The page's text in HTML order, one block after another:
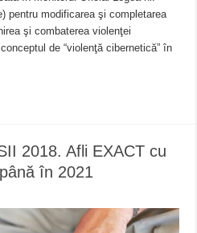
pentru modificarea şi completarea
şi combaterea violenţei
de “violenţă cibernetică” în
2018. Afli EXACT cu
în 2021